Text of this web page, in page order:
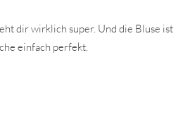
dir wirklich super. Und die Bluse ist
einfach perfekt.